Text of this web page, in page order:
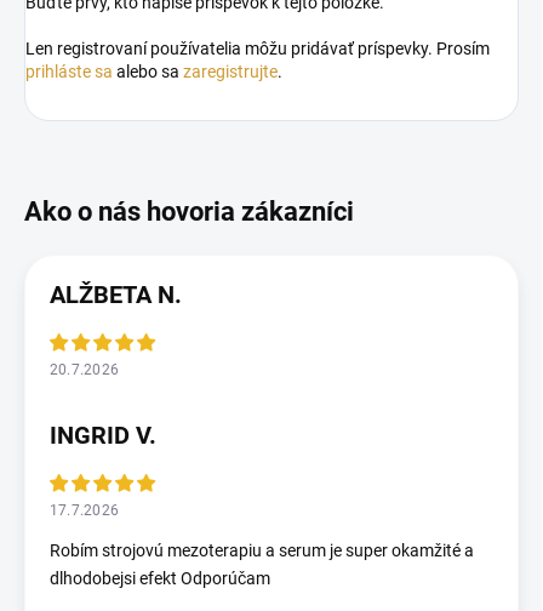
Len registrovaní používatelia môžu pridávať príspevky. Prosím
prihláste sa alebo sa zaregistrujte.
ALŽBETA N.
20.7.2026
INGRID V.
17.7.2026
Robím strojovú mezoterapiu a serum je super okamžité a
dlhodobejsi efekt Odporúčam